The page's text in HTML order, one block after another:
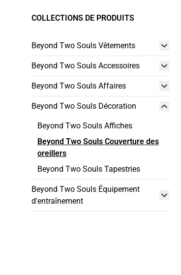
COLLECTIONS DE PRODUITS
Beyond Two Souls Vêtements
Beyond Two Souls Accessoires
Beyond Two Souls Affaires
Beyond Two Souls Décoration
Beyond Two Souls Affiches
Beyond Two Souls Couverture des
oreillers
Beyond Two Souls Tapestries
Beyond Two Souls Équipement
d'entraînement